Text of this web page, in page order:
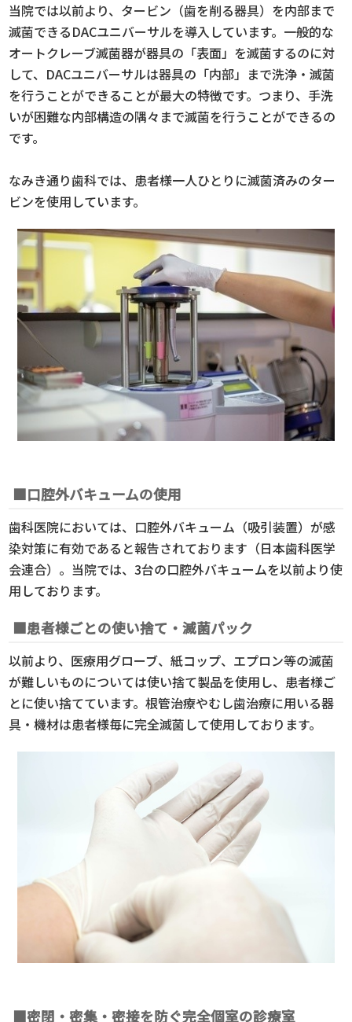
当院では以前より、タービン（歯を削る器具）を内部まで
滅菌できるDACユニバーサルを導入しています。一般的な
オートクレーブ滅菌器が器具の「表面」を滅菌するのに対
して、DACユニバーサルは器具の「内部」まで洗浄・滅菌
を行うことができることが最大の特徴です。つまり、手洗
いが困難な内部構造の隅々まで滅菌を行うことができるの
です。
なみき通り歯科では、患者様一人ひとりに滅菌済みのター
ビンを使用しています。
■口腔外バキュームの使用
歯科医院においては、口腔外バキューム（吸引装置）が感
染対策に有効であると報告されております（日本歯科医学
会連合）。当院では、3台の口腔外バキュームを以前より使
用しております。
■患者様ごとの使い捨て・滅菌パック
以前より、医療用グローブ、紙コップ、エプロン等の滅菌
が難しいものについては使い捨て製品を使用し、患者様ご
とに使い捨てています。根管治療やむし歯治療に用いる器
具・機材は患者様毎に完全滅菌して使用しております。
■密閉・密集・密接を防ぐ完全個室の診療室